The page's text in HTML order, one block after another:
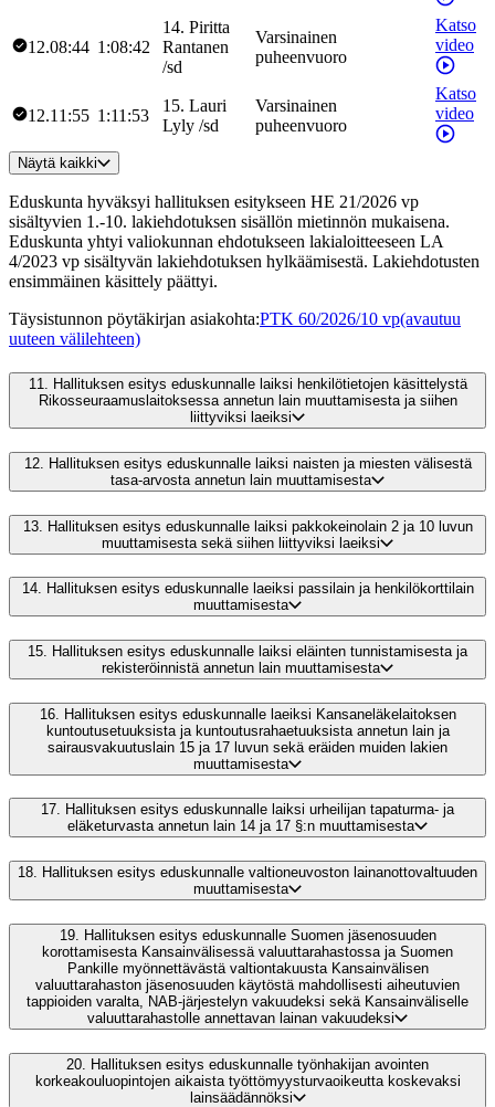
12.08:44 1:08:42
14. Piritta
Rantanen
/sd
Varsinainen
puheenvuoro
Katso
video
12.11:55 1:11:53
15. Lauri
Lyly /sd
Varsinainen
puheenvuoro
Katso
video
Näytä kaikki
Eduskunta hyväksyi hallituksen esitykseen HE 21/2026 vp
sisältyvien 1.-10. lakiehdotuksen sisällön mietinnön mukaisena.
Eduskunta yhtyi valiokunnan ehdotukseen lakialoitteeseen LA
4/2023 vp sisältyvän lakiehdotuksen hylkäämisestä. Lakiehdotusten
ensimmäinen käsittely päättyi.
Täysistunnon pöytäkirjan asiakohta:PTK 60/2026/10 vp(avautuu
uuteen välilehteen)
11. Hallituksen esitys eduskunnalle laiksi henkilötietojen käsittelystä
Rikosseuraamuslaitoksessa annetun lain muuttamisesta ja siihen
liittyviksi laeiksi
12.
Hallituksen esitys eduskunnalle laiksi naisten ja miesten välisestä
tasa-arvosta annetun lain muuttamisesta
13. Hallituksen esitys eduskunnalle laiksi pakkokeinolain 2 ja 10 luvun
muuttamisesta sekä siihen liittyviksi laeiksi
14. Hallituksen esitys eduskunnalle laeiksi passilain ja henkilökorttilain
muuttamisesta
15.
Hallituksen esitys eduskunnalle laiksi eläinten tunnistamisesta ja
rekisteröinnistä annetun lain muuttamisesta
16. Hallituksen esitys eduskunnalle laeiksi Kansaneläkelaitoksen
kuntoutusetuuksista ja kuntoutusrahaetuuksista annetun lain ja
sairausvakuutuslain 15 ja 17 luvun sekä eräiden muiden lakien
muuttamisesta
17. Hallituksen esitys eduskunnalle laiksi urheilijan tapaturma- ja
eläketurvasta annetun lain 14 ja 17 §:n muuttamisesta
18. Hallituksen esitys eduskunnalle valtioneuvoston lainanottovaltuuden
muuttamisesta
19.
Hallituksen esitys eduskunnalle Suomen jäsenosuuden
korottamisesta Kansainvälisessä valuuttarahastossa ja Suomen
Pankille myönnettävästä valtiontakuusta Kansainvälisen
valuuttarahaston jäsenosuuden käytöstä mahdollisesti aiheutuvien
tappioiden varalta, NAB-järjestelyn vakuudeksi sekä Kansainväliselle
valuuttarahastolle annettavan lainan vakuudeksi
20. Hallituksen esitys eduskunnalle työnhakijan avointen
korkeakouluopintojen aikaista työttömyysturvaoikeutta koskevaksi
lainsäädännöksi